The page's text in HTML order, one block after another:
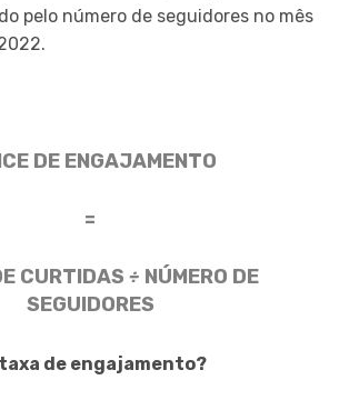
pelo número de seguidores no mês
DE ENGAJAMENTO
=
CURTIDAS ÷ NÚMERO DE
SEGUIDORES
taxa de engajamento?